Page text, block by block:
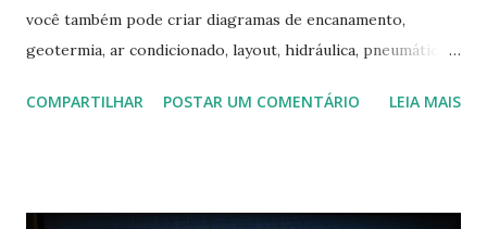
você também pode criar diagramas de encanamento,
geotermia, ar condicionado, layout, hidráulica, pneumática,
Na última versão 0.100, a coleção contém mais de 8.000
COMPARTILHAR POSTAR UM COMENTÁRIO LEIA MAIS